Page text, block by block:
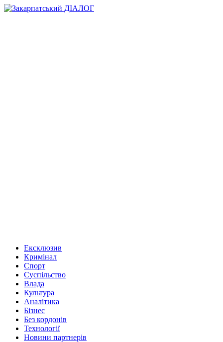
Ексклюзив
Кримінал
Спорт
Суспільство
Влада
Культура
Аналітика
Бізнес
Без кордонів
Технології
Новини партнерів